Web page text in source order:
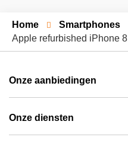
Home
Smartphones
Apple refurbished iPhone 8
Onze aanbiedingen
Mobiel + Internet + Tv
Mobiel
Onze diensten
Orange netwerk